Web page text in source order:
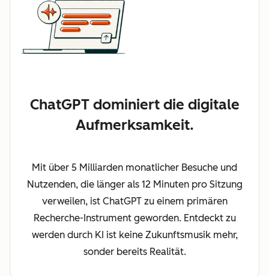
ChatGPT dominiert die digitale
Aufmerksamkeit.
Mit über 5 Milliarden monatlicher Besuche und
Nutzenden, die länger als 12 Minuten pro Sitzung
verweilen, ist ChatGPT zu einem primären
Recherche-Instrument geworden. Entdeckt zu
werden durch KI ist keine Zukunftsmusik mehr,
sonder bereits Realität.